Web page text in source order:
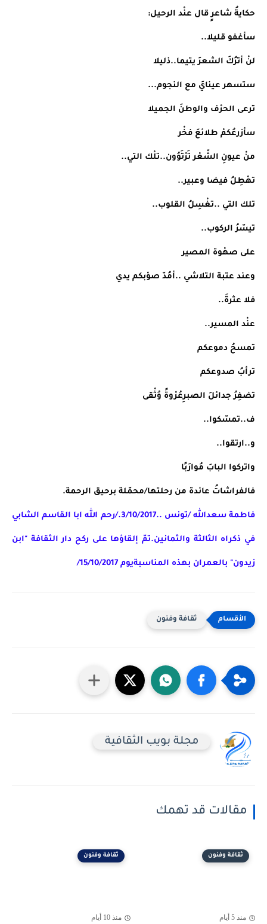
حكايةُ شاعرٍ قال عنْد الرحيل:
سأغفو قليلا..
لنْ أترُكَ الشعرَ يتيما..ذليلا
ستسهر عينايَ مع النجوم...
ترعى الحرْف والوطنَ الجميلا
سأزرعُكمْ طلائعَ فخْر
منْ عيونِ الشّعْر تَرْتَوُون..تلْك التي..
تهْطِلُ فيضا وعبير..
تلك التي ..تغْسِلُ القلوب..
تيسّرُ الركوب..
على صهْوة المصير
وعند عتبة التلاشي ..أمُدّ صوْبكم يدي
فلا عثرةَ..
عنْد المسير..
تمسحُ دموعكم
ترأبُ صدوعكم
تضفِرُ جدائلَ الصبرِعُرْوةً وُثْقى
ف..تمسّكوا..
و..ارتقوا..
واتركوا البابَ مُوارَبًا
فالفراشاتُ عائدة من رحلتها/محمّلة برحيق الرحمة.
زيدون" بالعمران بهذه المناسبةيوم 15/10/2017/
ثقافة وفنون
مجلة بويب الثقافية
مقالات قد تهمك
ثقافة وفنون
منذ 5 أيام
ثقافة وفنون
منذ 10 أيام